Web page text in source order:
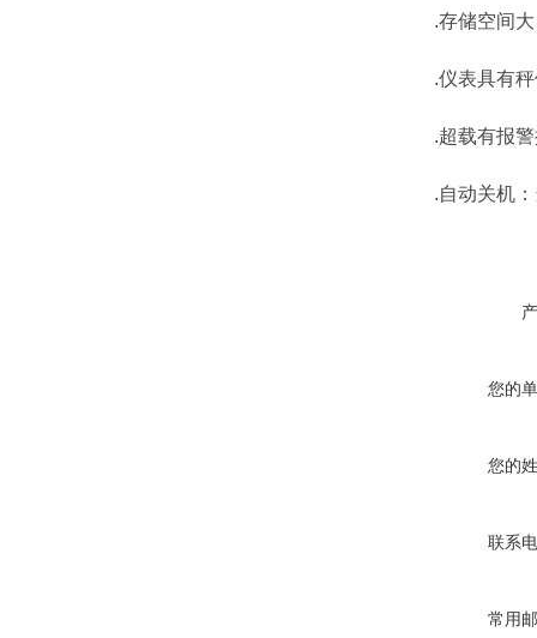
.存储空间大
.仪表具有秤
.超载有报警
.自动关机：
您的
您的
联系
常用